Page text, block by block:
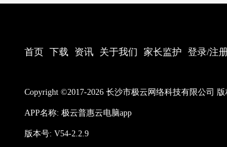
首页 下载 资讯 关于我们 家长监护 登录/注
Copyright ©2017-2026 长沙市极云网络科技有限公司
APP名称: 极云普惠云电脑app
版本号: V54-2.2.9